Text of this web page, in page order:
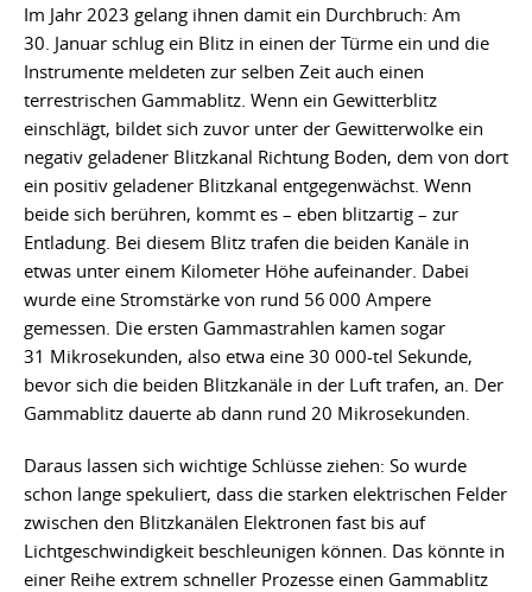
Im Jahr 2023 gelang ihnen damit ein Durchbruch: Am
30. Januar schlug ein Blitz in einen der Türme ein und die
Instrumente meldeten zur selben Zeit auch einen
terrestrischen Gammablitz. Wenn ein Gewitterblitz
einschlägt, bildet sich zuvor unter der Gewitterwolke ein
negativ geladener Blitzkanal Richtung Boden, dem von dort
ein positiv geladener Blitzkanal entgegenwächst. Wenn
beide sich berühren, kommt es – eben blitzartig – zur
Entladung. Bei diesem Blitz trafen die beiden Kanäle in
etwas unter einem Kilometer Höhe aufeinander. Dabei
wurde eine Stromstärke von rund 56 000 Ampere
gemessen. Die ersten Gammastrahlen kamen sogar
31 Mikrosekunden, also etwa eine 30 000-tel Sekunde,
bevor sich die beiden Blitzkanäle in der Luft trafen, an. Der
Gammablitz dauerte ab dann rund 20 Mikrosekunden.
Daraus lassen sich wichtige Schlüsse ziehen: So wurde
schon lange spekuliert, dass die starken elektrischen Felder
zwischen den Blitzkanälen Elektronen fast bis auf
Lichtgeschwindigkeit beschleunigen können. Das könnte in
einer Reihe extrem schneller Prozesse einen Gammablitz